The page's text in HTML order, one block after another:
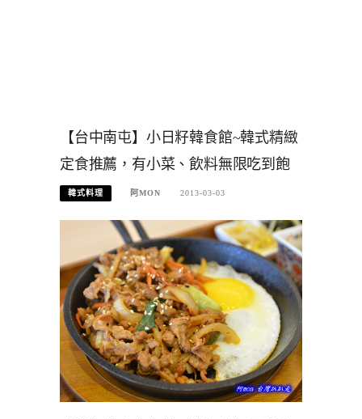
【台中南屯】小日籽韓食館~韓式精緻
定食推薦，有小菜、飲料無限吃到飽
韓式料理 阿MON 2013-03-03